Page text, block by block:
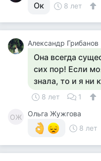
Ок 8 лет
Александр Грибанов
Она всегда
сих пор! Если
знала, то и я ни
8 лет 1
ОЖ
Ольга Жужгова
8 лет